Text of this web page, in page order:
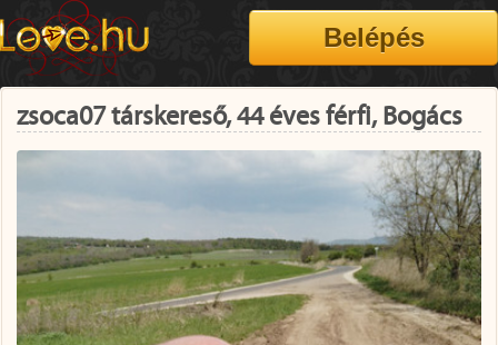
zsoca07 társkereső, 44 éves férfi, Bogács